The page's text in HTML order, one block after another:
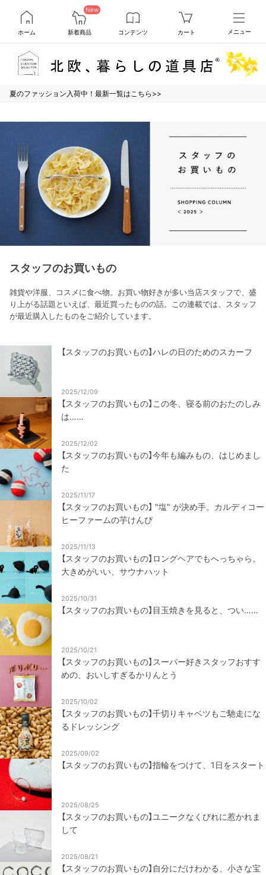
ホーム
New
新着商品 コンテンツ カート メニュー
夏のファッション入荷中！最新一覧はこちら>>
スタッフのお買いもの
雑貨や洋服、コスメに食べ物。お買い物好きが多い当店スタッフで、盛
り上がる話題といえば、最近買ったものの話。この連載では、スタッフ
が最近購入したものをご紹介しています。
【スタッフのお買いもの】ハレの日のためのスカーフ
2025/12/09
【スタッフのお買いもの】この冬、寝る前のおたのしみ
は……
2025/12/02
【スタッフのお買いもの】今年も編みもの、はじめまし
た
2025/11/17
【スタッフのお買いもの】 "塩" が決め手。カルディコー
ヒーファームの芋けんぴ
2025/11/13
【スタッフのお買いもの】ロングヘアでもへっちゃら。
大きめがいい、サウナハット
2025/10/31
【スタッフのお買いもの】目玉焼きを見ると、つい……
2025/10/21
【スタッフのお買いもの】スーパー好きスタッフおすす
めの、おいしすぎるかりんとう
2025/10/02
【スタッフのお買いもの】千切りキャベツもご馳走にな
るドレッシング
2025/09/02
【スタッフのお買いもの】指輪をつけて、1日をスタート
2025/08/25
【スタッフのお買いもの】ユニークなくびれに惹かれま
して
2025/08/21
【スタッフのお買いもの】自分にだけわかる、小さな宝